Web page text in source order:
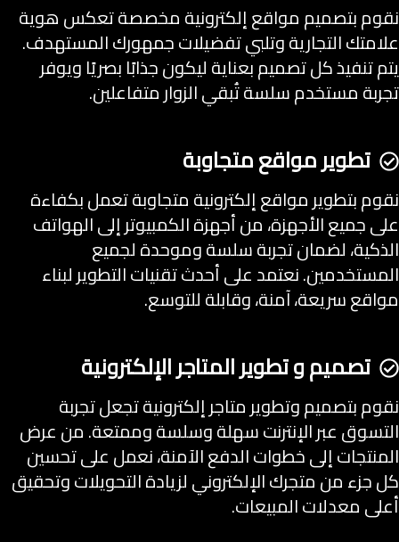
نقوم بتصميم مواقع إلكترونية مخصصة تعكس هوية
علامتك التجارية وتلبي تفضيلات جمهورك المستهدف.
يتم تنفيذ كل تصميم بعناية ليكون جذابًا بصريًا ويوفر
تجربة مستخدم سلسة تُبقي الزوار متفاعلين.
تطوير مواقع متجاوبة
نقوم بتطوير مواقع إلكترونية متجاوبة تعمل بكفاءة
على جميع الأجهزة، من أجهزة الكمبيوتر إلى الهواتف
الذكية، لضمان تجربة سلسة وموحدة لجميع
المستخدمين. نعتمد على أحدث تقنيات التطوير لبناء
مواقع سريعة، آمنة، وقابلة للتوسع.
تصميم و تطوير المتاجر الإلكترونية
نقوم بتصميم وتطوير متاجر إلكترونية تجعل تجربة
التسوق عبر الإنترنت سهلة وسلسة وممتعة. من عرض
المنتجات إلى خطوات الدفع الآمنة، نعمل على تحسين
كل جزء من متجرك الإلكتروني لزيادة التحويلات وتحقيق
أعلى معدلات المبيعات.